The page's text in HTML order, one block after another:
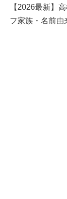
【2026最新】
フ家族・名前由